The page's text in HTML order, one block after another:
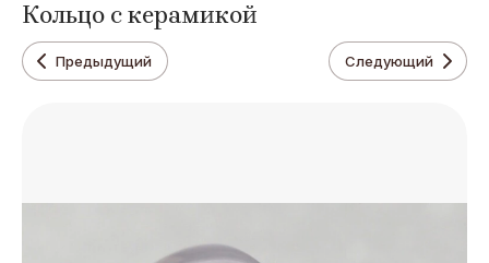
Кольцо с керамикой
Предыдущий Следующий